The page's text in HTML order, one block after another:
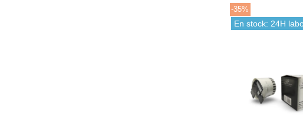
-35%
En stock: 24H